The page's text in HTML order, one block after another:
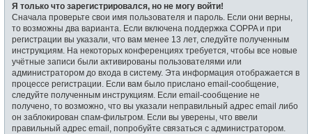
Я только что зарегистрировался, но не могу войти!
Сначала проверьте свои имя пользователя и пароль. Если они верны,
то возможны два варианта. Если включена поддержка COPPA и при
регистрации вы указали, что вам менее 13 лет, следуйте полученным
инструкциям. На некоторых конференциях требуется, чтобы все новые
учётные записи были активированы пользователями или
администратором до входа в систему. Эта информация отображается в
процессе регистрации. Если вам было прислано email-сообщение,
следуйте полученным инструкциям. Если email-сообщение не
получено, то возможно, что вы указали неправильный адрес email либо
он заблокирован спам-фильтром. Если вы уверены, что ввели
правильный адрес email, попробуйте связаться с администратором.